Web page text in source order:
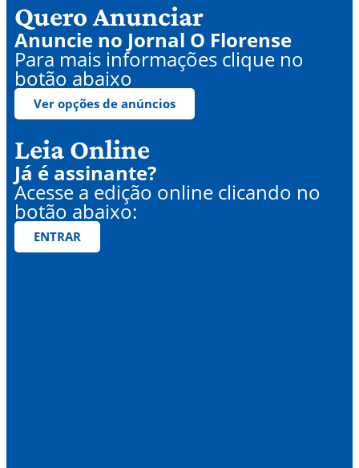
Quero Anunciar
Anuncie no Jornal O Florense
Para mais informações clique no
botão abaixo
Ver opções de anúncios
Leia Online
Já é assinante?
Acesse a edição online clicando no
botão abaixo:
ENTRAR